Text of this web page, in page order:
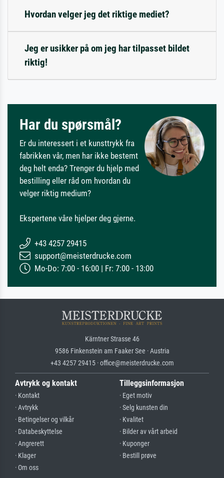
Hvordan velger jeg det riktige mediet?
Jeg er usikker på om jeg har tilpasset bildet
riktig!
Har du spørsmål?
Er du interessert i et kunsttrykk fra
fabrikken vår, men har ikke bestemt
deg helt enda? Trenger du hjelp med
bestilling eller råd om hvordan du
velger riktig medium?
Ekspertene våre hjelper deg gjerne.
+43 4257 29415
support@meisterdrucke.com
Mo-Do: 7:00 - 16:00 | Fr: 7:00 - 13:00
Kärntner Strasse 46
9586 Finkenstein am Faaker See · Austria
+43 4257 29415 · office@meisterdrucke.com
Avtrykk og kontakt
· Kontakt
· Avtrykk
· Betingelser og vilkår
· Databeskyttelse
· Angrerett
· Klager
· Om oss
Tilleggsinformasjon
· Eget motiv
· Selg kunsten din
· Kvalitet
· Bilder av vårt arbeid
· Kuponger
· Bestill prøve